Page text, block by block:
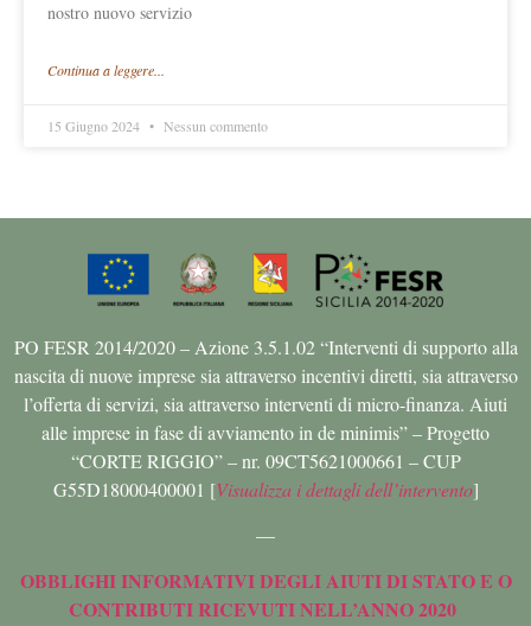
nostro nuovo servizio
Continua a leggere...
15 Giugno 2024 Nessun commento
PO FESR 2014/2020 – Azione 3.5.1.02 “Interventi di supporto alla
nascita di nuove imprese sia attraverso incentivi diretti, sia attraverso
l’offerta di servizi, sia attraverso interventi di micro-finanza. Aiuti
alle imprese in fase di avviamento in de minimis” – Progetto
“CORTE RIGGIO” – nr. 09CT5621000661 – CUP
G55D18000400001 [Visualizza i dettagli dell’intervento]
—
OBBLIGHI INFORMATIVI DEGLI AIUTI DI STATO E O
CONTRIBUTI RICEVUTI NELL’ANNO 2020